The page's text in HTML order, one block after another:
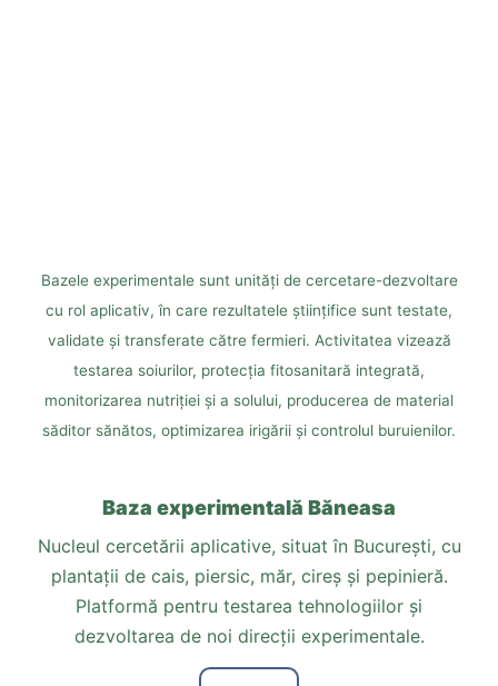
Bazele experimentale sunt unități de cercetare-dezvoltare
cu rol aplicativ, în care rezultatele științifice sunt testate,
validate și transferate către fermieri. Activitatea vizează
testarea soiurilor, protecția fitosanitară integrată,
monitorizarea nutriției și a solului, producerea de material
săditor sănătos, optimizarea irigării și controlul buruienilor.
Baza experimentală Băneasa
Nucleul cercetării aplicative, situat în București, cu
plantații de cais, piersic, măr, cireș și pepinieră.
Platformă pentru testarea tehnologiilor și
dezvoltarea de noi direcții experimentale.